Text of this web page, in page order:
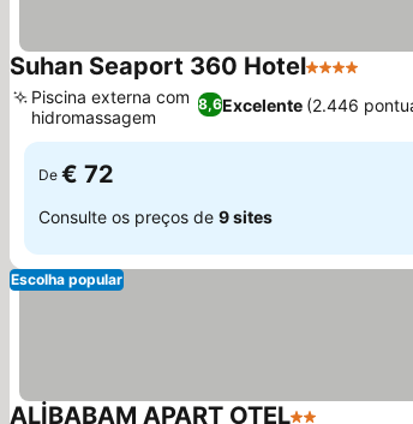
Suhan Seaport 360 Hotel4 Estrelas
8,6Excelente (2.446
Piscina externa com
hidromassagem
De € 72
Consulte os preços de 9 sites
Escolha popular
ALİBABAM APART OTEL